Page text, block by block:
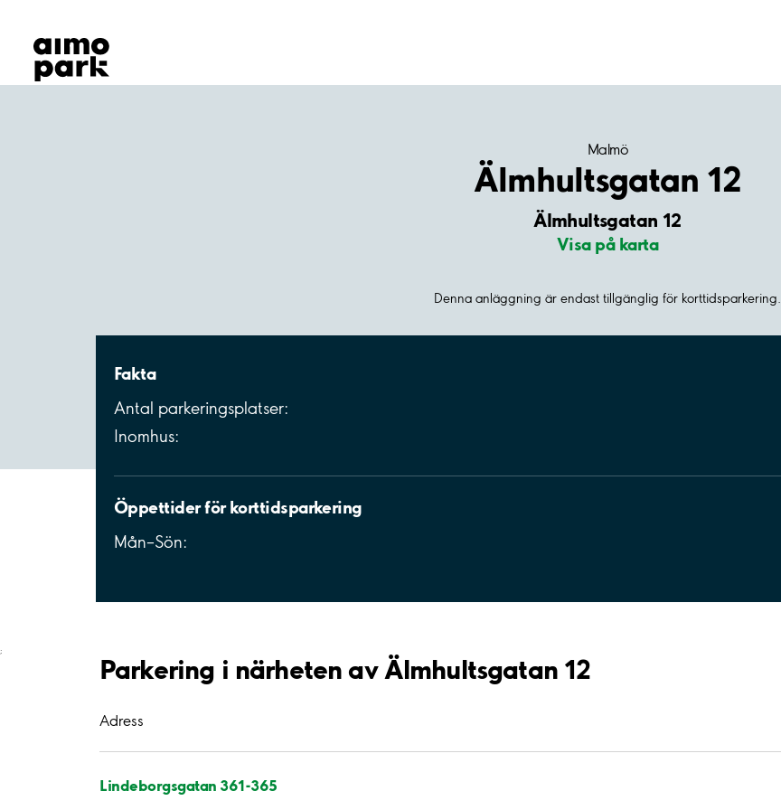
Hitta parkering
Samarbete
Kundservice
Malmö
Älmhultsgatan 12
Älmhultsgatan 12
Visa på karta
Denna anläggning är endast tillgänglig för korttidsparkering.
Fakta
Antal parkeringsplatser:
Inomhus:
Öppettider för korttidsparkering
Mån–Sön:
;
Parkering i närheten av Älmhultsgatan 12
Adress
Lindeborgsgatan 361-365